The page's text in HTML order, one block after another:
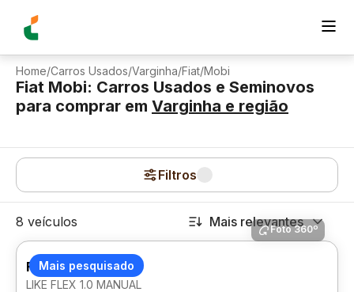
Home/Carros Usados/Varginha/Fiat/Mobi
Fiat Mobi: Carros Usados e Seminovos
para comprar em Varginha e região
Filtros
8 veículos Mais relevantes
Mais pesquisado
Foto 360º
FIAT MOBI
LIKE FLEX 1.0 MANUAL